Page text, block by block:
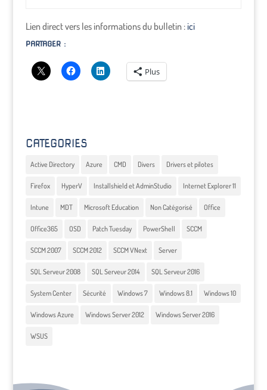
Lien direct vers les informations du bulletin :ici
PARTAGER :
Plus
CATEGORIES
Active Directory Azure CMD Divers Drivers et pilotes
Firefox HyperV Installshield et AdminStudio Internet Explorer 11
Intune MDT Microsoft Education Non Catégorisé Office
Office365 OSD Patch Tuesday PowerShell SCCM
SCCM 2007 SCCM 2012 SCCM VNext Server
SQL Serveur 2008 SQL Serveur 2014 SQL Serveur 2016
System Center Sécurité Windows 7 Windows 8.1 Windows 10
Windows Azure Windows Server 2012 Windows Server 2016
WSUS